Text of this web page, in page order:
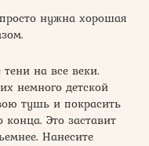
нужна хорошая
на все веки.
немного детской
тушь и покрасить
Это заставит
Нанесите